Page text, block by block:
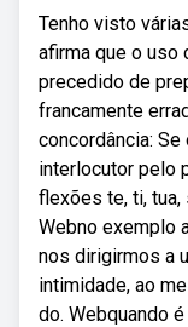
Tenho visto
afirma que o uso
precedido de
francamente
concordância:
interlocutor pelo
flexões te, ti,
Webno exemplo
nos dirigirmos a
intimidade, ao
do. Webquando